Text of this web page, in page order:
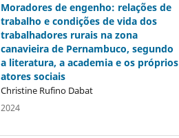
Moradores de engenho: relações de
trabalho e condições de vida dos
trabalhadores rurais na zona
canavieira de Pernambuco, segundo
a literatura, a academia e os próprios
atores sociais
Christine Rufino Dabat
2024